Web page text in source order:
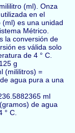
(ml). Onza
en el
(ml) es una unidad
Métrico.
la conversión de
es válida solo
de 4 ° C.
g
(mililitros) =
agua pura a una
ml
de agua
° C.